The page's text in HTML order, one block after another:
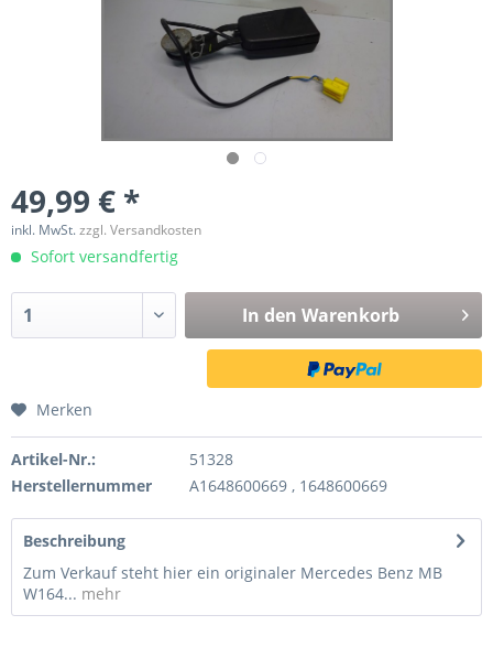
49,99 € *
inkl. MwSt.zzgl. Versandkosten
Sofort versandfertig
In den Warenkorb
Merken
Artikel-Nr.:
51328
Herstellernummer
A1648600669 , 1648600669
Beschreibung
Zum Verkauf steht hier ein originaler Mercedes Benz MB
W164... mehr